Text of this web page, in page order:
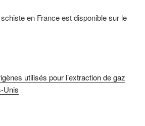
en France est disponible sur le
utilisés pour l’extraction de gaz
Unis